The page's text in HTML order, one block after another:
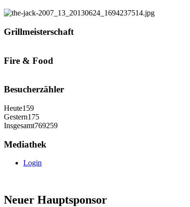
Grillmeisterschaft
Fire & Food
Besucherzähler
Heute159
Gestern175
Insgesamt769259
Mediathek
Login
Neuer Hauptsponsor